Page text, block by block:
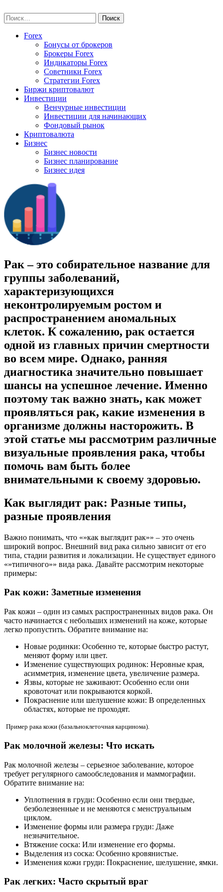
to
content
Найти:
Forex
Бонусы от брокеров
Брокеры Forex
Индикаторы Forex
Советники Forex
Стратегии Forex
Биржи криптовалют
Инвестиции
Венчурные инвестиции
Инвестиции для начинающих
Фондовый рынок
Криптовалюта
Бизнес
Бизнес новости
Бизнес планирование
Бизнес идея
Рак – это собирательное название для
группы заболеваний,
характеризующихся
неконтролируемым ростом и
распространением аномальных
клеток. К сожалению, рак остается
одной из главных причин смертности
во всем мире. Однако, ранняя
диагностика значительно повышает
шансы на успешное лечение. Именно
поэтому так важно знать, как может
проявляться рак, какие изменения в
организме должны насторожить. В
этой статье мы рассмотрим различные
визуальные проявления рака, чтобы
помочь вам быть более
внимательными к своему здоровью.
Как выглядит рак: Разные типы,
разные проявления
Важно понимать, что «»как выглядит рак»» – это очень
широкий вопрос. Внешний вид рака сильно зависит от его
типа, стадии развития и локализации. Не существует единого
«»типичного»» вида рака. Давайте рассмотрим некоторые
примеры:
Рак кожи: Заметные изменения
Рак кожи – один из самых распространенных видов рака. Он
часто начинается с небольших изменений на коже, которые
легко пропустить. Обратите внимание на:
Новые родинки: Особенно те, которые быстро растут,
меняют форму или цвет.
Изменение существующих родинок: Неровные края,
асимметрия, изменение цвета, увеличение размера.
Язвы, которые не заживают: Особенно если они
кровоточат или покрываются коркой.
Покраснение или шелушение кожи: В определенных
областях, которые не проходят.
Пример рака кожи (базальноклеточная карцинома).
Рак молочной железы: Что искать
Рак молочной железы – серьезное заболевание, которое
требует регулярного самообследования и маммографии.
Обратите внимание на:
Уплотнения в груди: Особенно если они твердые,
безболезненные и не меняются с менструальным
циклом.
Изменение формы или размера груди: Даже
незначительное.
Втяжение соска: Или изменение его формы.
Выделения из соска: Особенно кровянистые.
Изменения кожи груди: Покраснение, шелушение, ямки.
Рак легких: Часто скрытый враг